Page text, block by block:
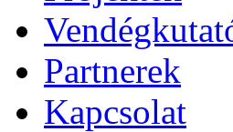
Partnerek
Kapcsolat